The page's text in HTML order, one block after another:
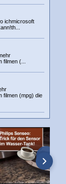
ichmicrosoft
filmen (...
filmen (mpg) die